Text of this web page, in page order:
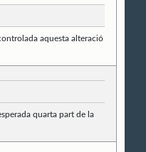
aquesta alteració
quarta part de la